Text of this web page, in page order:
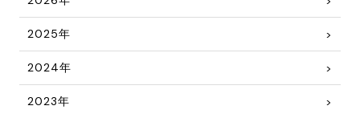
2025年
2024年
2023年